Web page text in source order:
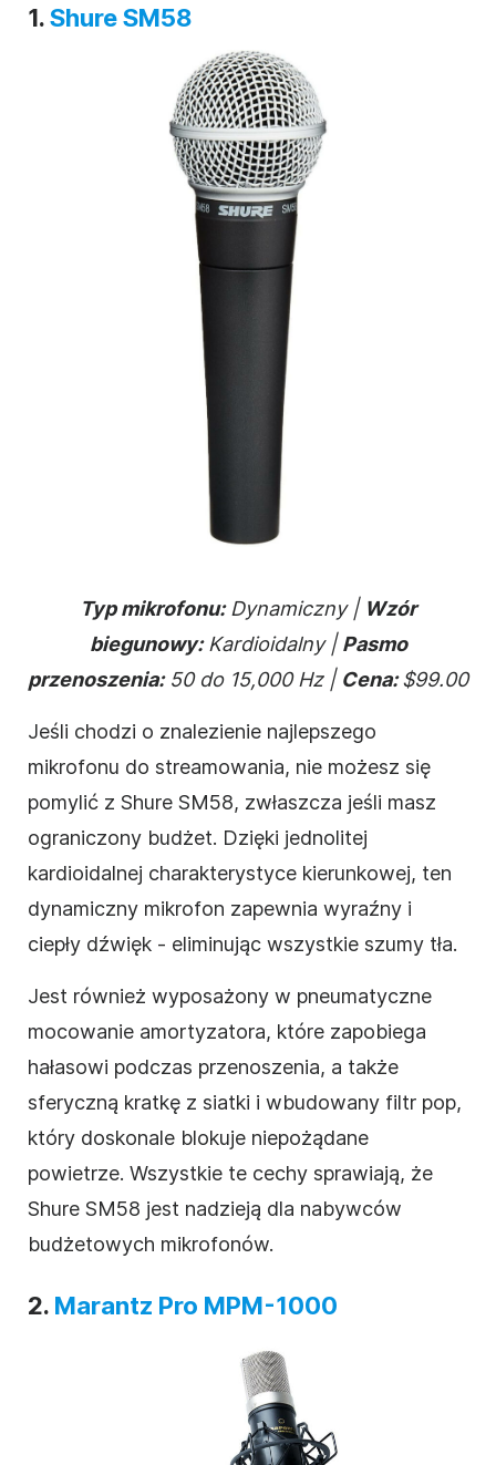
1.Shure SM58
Typ mikrofonu:Dynamiczny | Wzór
biegunowy:Kardioidalny |Pasmo
przenoszenia:50 do 15,000 Hz | Cena:$99.00
Jeśli chodzi o znalezienie najlepszego
mikrofonu do streamowania, nie możesz się
pomylić z Shure SM58, zwłaszcza jeśli masz
ograniczony budżet. Dzięki jednolitej
kardioidalnej charakterystyce kierunkowej, ten
dynamiczny mikrofon zapewnia wyraźny i
ciepły dźwięk - eliminując wszystkie szumy tła.
Jest również wyposażony w pneumatyczne
mocowanie amortyzatora, które zapobiega
hałasowi podczas przenoszenia, a także
sferyczną kratkę z siatki i wbudowany filtr pop,
który doskonale blokuje niepożądane
powietrze. Wszystkie te cechy sprawiają, że
Shure SM58 jest nadzieją dla nabywców
budżetowych mikrofonów.
2. Marantz Pro MPM-1000